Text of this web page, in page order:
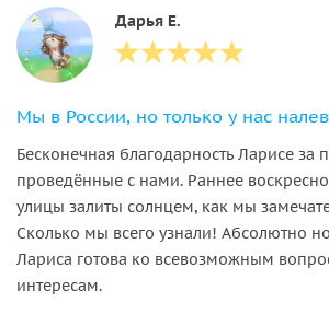
Дарья Е.
Бесконечная благодарность Ларисе за
проведённые с нами. Раннее
улицы залиты солнцем, как мы
Сколько мы всего узнали! Абсолютно
Лариса готова ко всевозможным
интересам.